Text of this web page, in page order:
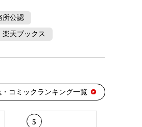
所公認
楽天ブックス
コミックランキング一覧
5